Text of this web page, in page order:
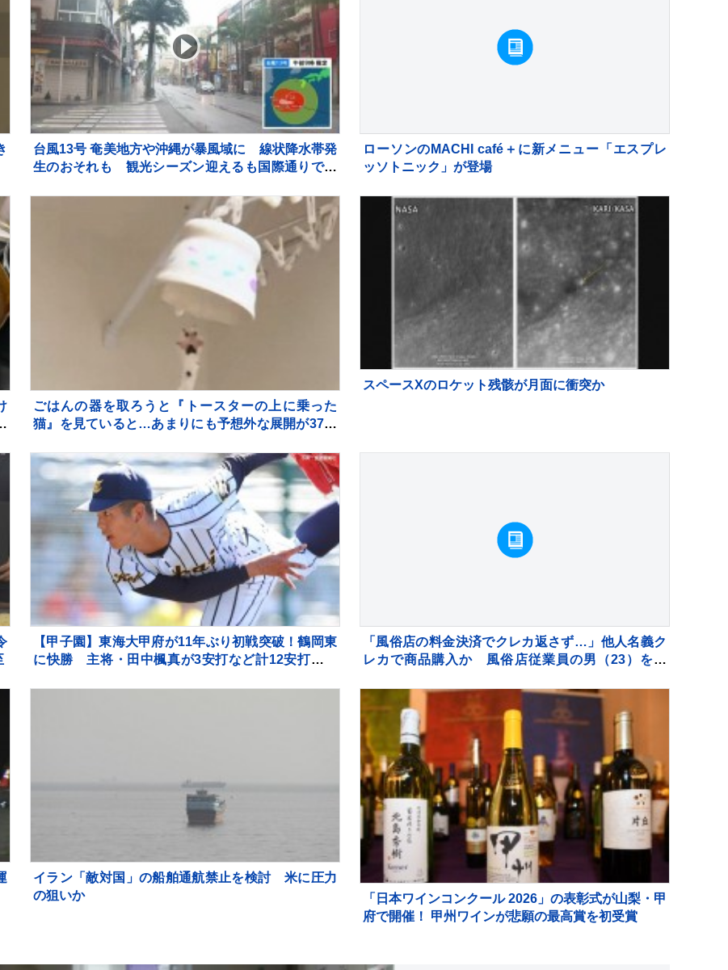
台風13号 奄美地方や沖縄が暴風域に 線状降水帯発
生のおそれも 観光シーズン迎えるも国際通りでは
ローソンのMACHI café＋に新メニュー「エスプレ
ッソトニック」が登場
ごはんの器を取ろうと『トースターの上に乗った
猫』を見ていると…あまりにも予想外な展開が37万
スペースXのロケット残骸が月面に衝突か
【甲子園】東海大甲府が11年ぶり初戦突破！鶴岡東
に快勝 主将・田中楓真が3安打など計12安打 左
「風俗店の料金決済でクレカ返さず…」他人名義ク
レカで商品購入か 風俗店従業員の男（23）を逮
イラン「敵対国」の船舶通航禁止を検討 米に圧力
の狙いか
「日本ワインコンクール 2026」の表彰式が山梨・甲
府で開催！ 甲州ワインが悲願の最高賞を初受賞